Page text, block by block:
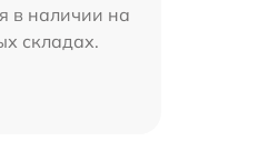
в наличии на
складах.